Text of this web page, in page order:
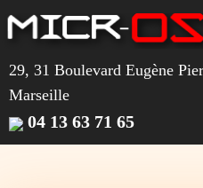
au
contenu
29, 31 Boulevard Eugène
Marseille
04 13 63 71 65